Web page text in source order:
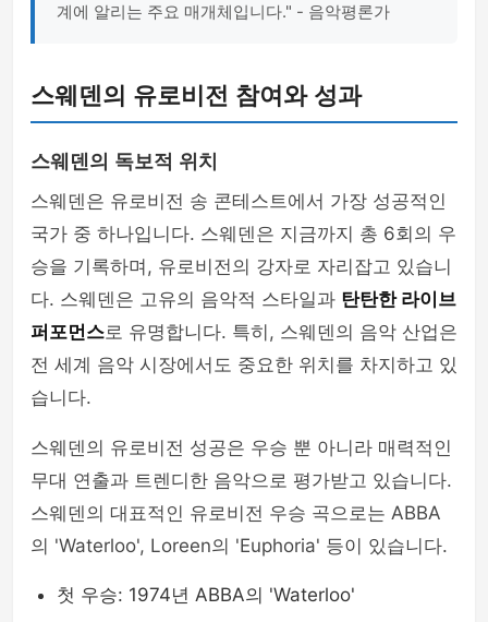
계에 알리는 주요 매개체입니다." - 음악평론가
스웨덴의 유로비전 참여와 성과
스웨덴의 독보적 위치
스웨덴은 유로비전 송 콘테스트에서 가장 성공적인
국가 중 하나입니다. 스웨덴은 지금까지 총 6회의 우
승을 기록하며, 유로비전의 강자로 자리잡고 있습니
다. 스웨덴은 고유의 음악적 스타일과 탄탄한 라이브
퍼포먼스로 유명합니다. 특히, 스웨덴의 음악 산업은
전 세계 음악 시장에서도 중요한 위치를 차지하고 있
습니다.
스웨덴의 유로비전 성공은 우승 뿐 아니라 매력적인
무대 연출과 트렌디한 음악으로 평가받고 있습니다.
스웨덴의 대표적인 유로비전 우승 곡으로는 ABBA
의 'Waterloo', Loreen의 'Euphoria' 등이 있습니다.
첫 우승: 1974년 ABBA의 'Waterloo'